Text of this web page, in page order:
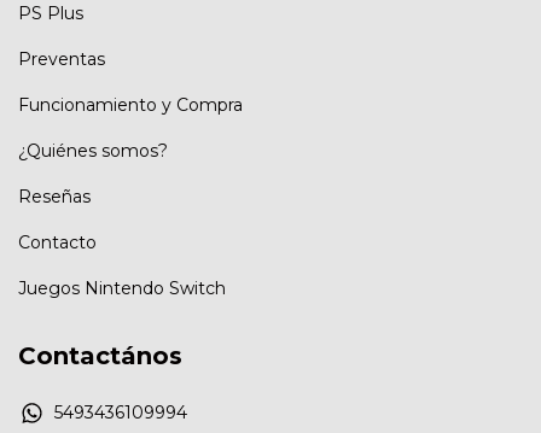
PS Plus
Preventas
Funcionamiento y Compra
¿Quiénes somos?
Reseñas
Contacto
Juegos Nintendo Switch
Contactános
5493436109994